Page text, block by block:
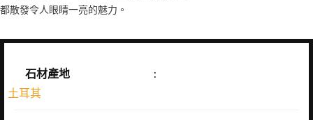
都散發令人眼睛一亮的魅力。
石材產地
:
土耳其